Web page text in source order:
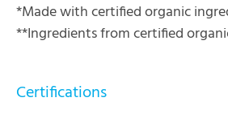
*Made with certified organic
**Ingredients from certified
Certifications